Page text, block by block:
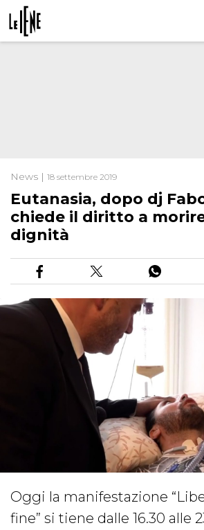
News | 18 settembre 2019
Eutanasia, dopo dj
chiede il diritto a
dignità
Oggi la manifestazione
fine” si tiene dalle 16.30 alle